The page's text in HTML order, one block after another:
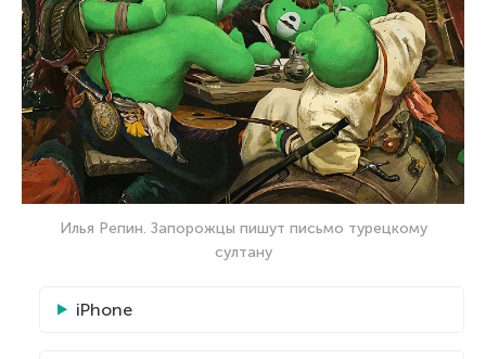
Илья Репин. Запорожцы пишут письмо турецкому
султану
iPhone